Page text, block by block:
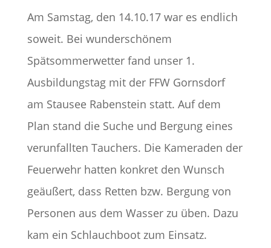
Am Samstag, den 14.10.17 war es endlich
soweit. Bei wunderschönem
Spätsommerwetter fand unser 1.
Ausbildungstag mit der FFW Gornsdorf
am Stausee Rabenstein statt. Auf dem
Plan stand die Suche und Bergung eines
verunfallten Tauchers. Die Kameraden der
Feuerwehr hatten konkret den Wunsch
geäußert, dass Retten bzw. Bergung von
Personen aus dem Wasser zu üben. Dazu
kam ein Schlauchboot zum Einsatz.